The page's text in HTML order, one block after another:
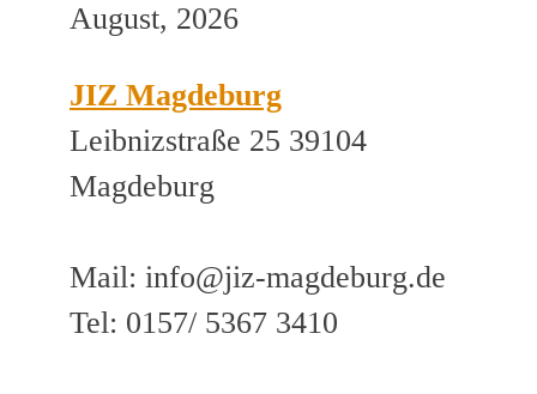
August, 2026
JIZ Magdeburg
Leibnizstraße 25 39104
Magdeburg
Mail: info@jiz-magdeburg.de
Tel: 0157/ 5367 3410